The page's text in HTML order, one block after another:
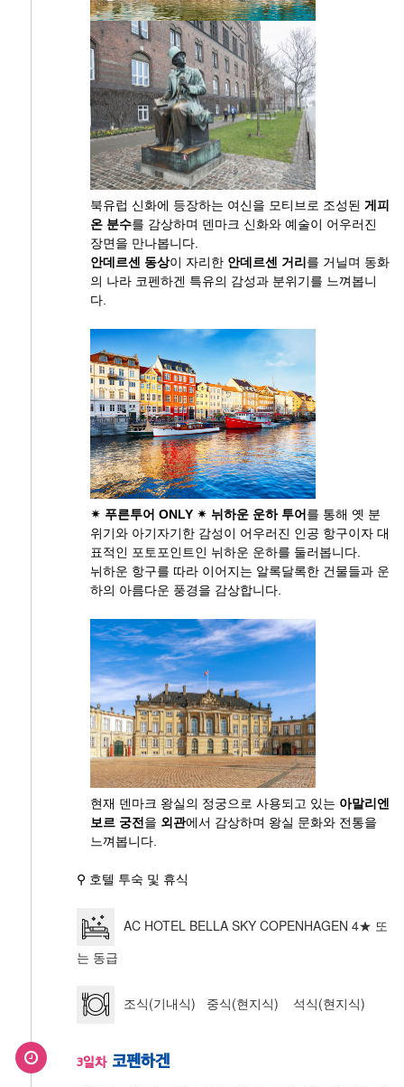
북유럽 신화에 등장하는 여신을 모티브로 조성된 게피
온 분수를 감상하며 덴마크 신화와 예술이 어우러진
장면을 만나봅니다.
안데르센 동상이 자리한 안데르센 거리 를 거닐며 동화
의 나라 코펜하겐 특유의 감성과 분위기를 느껴봅니
다.
✴ 푸른투어 ONLY ✴ 뉘하운 운하 투어 를 통해 옛 분
위기와 아기자기한 감성이 어우러진 인공 항구이자 대
표적인 포토포인트인 뉘하운 운하를 둘러봅니다.
뉘하운 항구를 따라 이어지는 알록달록한 건물들과 운
하의 아름다운 풍경을 감상합니다.
현재 덴마크 왕실의 정궁으로 사용되고 있는 아말리엔
보르 궁전을 외관에서 감상하며 왕실 문화와 전통을
느껴봅니다.
⚲ 호텔 투숙 및 휴식
AC HOTEL BELLA SKY COPENHAGEN 4★ 또
는 동급
조식(기내식) 중식(현지식) 석식(현지식)
3일차 코펜하겐